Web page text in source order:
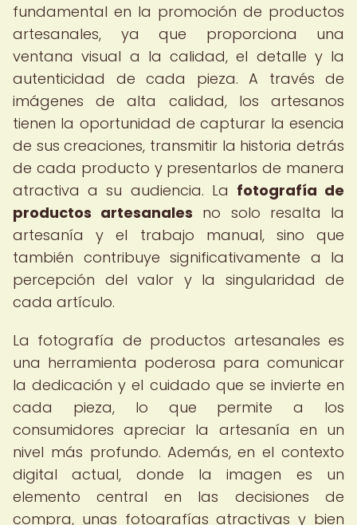
fundamental en la promoción de productos
artesanales, ya que proporciona una
ventana visual a la calidad, el detalle y la
autenticidad de cada pieza. A través de
imágenes de alta calidad, los artesanos
tienen la oportunidad de capturar la esencia
de sus creaciones, transmitir la historia detrás
de cada producto y presentarlos de manera
atractiva a su audiencia. La fotografía de
productos artesanales no solo resalta la
artesanía y el trabajo manual, sino que
también contribuye significativamente a la
percepción del valor y la singularidad de
cada artículo.
La fotografía de productos artesanales es
una herramienta poderosa para comunicar
la dedicación y el cuidado que se invierte en
cada pieza, lo que permite a los
consumidores apreciar la artesanía en un
nivel más profundo. Además, en el contexto
digital actual, donde la imagen es un
elemento central en las decisiones de
compra, unas fotografías atractivas y bien